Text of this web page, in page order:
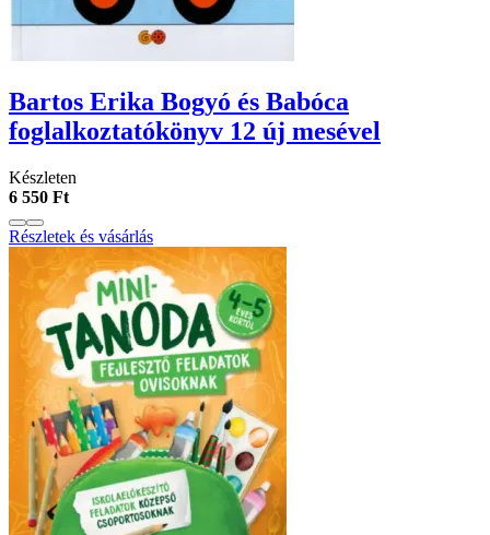
Bartos Erika Bogyó és Babóca
foglalkoztatókönyv 12 új mesével
Készleten
6 550 Ft
Részletek és vásárlás